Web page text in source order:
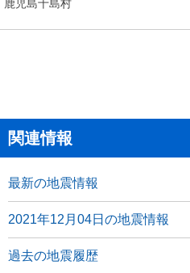
鹿児島十島村
関連情報
最新の地震情報
2021年12月04日の地震情報
過去の地震履歴